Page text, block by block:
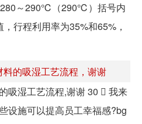
～290℃（290℃）括号内
行程利用率为35%和65%，
的吸湿工艺流程，谢谢
吸湿工艺流程,谢谢 30  我来
设施可以提高员工幸福感?bg